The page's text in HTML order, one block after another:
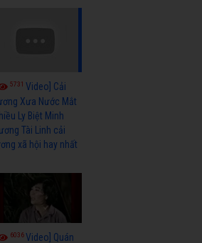
5731Video] Cải
Xưa Nước Mắt
Ly Biệt Minh
Tài Linh cải
xã hội hay nhất
6036Video] Quán